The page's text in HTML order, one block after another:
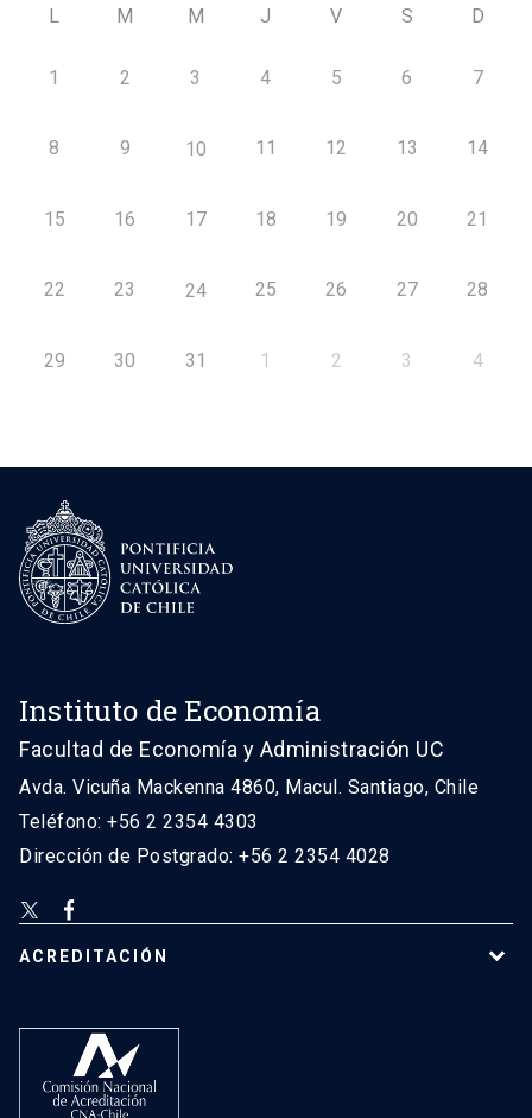
L M M J V S D
1 2 3 4 5 6 7
8 9 10 11 12 13 14
15 16 17 18 19 20 21
22 23 24 25 26 27 28
29 30 31 1 2 3 4
Instituto de Economía
Facultad de Economía y Administración UC
Avda. Vicuña Mackenna 4860, Macul. Santiago, Chile
Teléfono: +56 2 2354 4303
Dirección de Postgrado: +56 2 2354 4028
ACREDITACIÓN